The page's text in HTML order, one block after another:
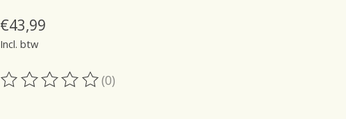
€43,99
Incl. btw
De beoordeling van dit product is
(0)